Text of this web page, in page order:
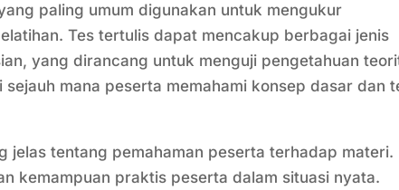
paling umum digunakan untuk mengukur
Tes tertulis dapat mencakup berbagai jenis
yang dirancang untuk menguji pengetahuan
mana peserta memahami konsep dasar dan
jelas tentang pemahaman peserta terhadap materi.
kemampuan praktis peserta dalam situasi nyata.